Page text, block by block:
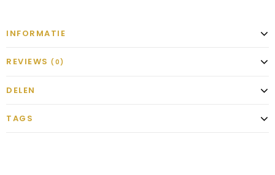
INFORMATIE
REVIEWS (0)
DELEN
TAGS